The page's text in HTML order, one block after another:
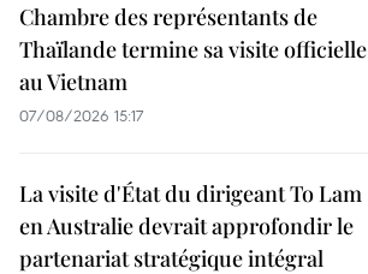
Chambre des représentants de
Thaïlande termine sa visite officielle
au Vietnam
07/08/2026 15:17
La visite d'État du dirigeant To Lam
en Australie devrait approfondir le
partenariat stratégique intégral